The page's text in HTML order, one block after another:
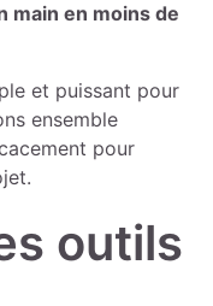
main en moins de
et puissant pour
ensemble
pour
outils